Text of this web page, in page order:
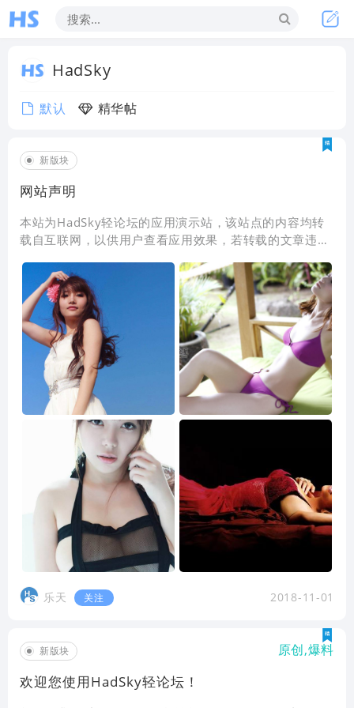
HadSky
默认 精华帖
新版块
网站声明
本站为HadSky轻论坛的应用演示站，该站点的内容均转
载自互联网，以供用户查看应用效果，若转载的文章违法
地：本站仅仅是个演示站，无法发帖和回复！
乐天 关注 2018-11-01
新版块 原创,爆料
欢迎您使用HadSky轻论坛！